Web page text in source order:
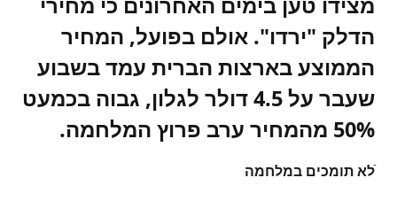
הדלק "ירדו". אולם בפועל, המחיר
הממוצע בארצות הברית עמד בשבוע
שעבר על 4.5 דולר לגלון, גבוה בכמעט
50% מהמחיר ערב פרוץ המלחמה.
ֿלא תומכים במלחמה